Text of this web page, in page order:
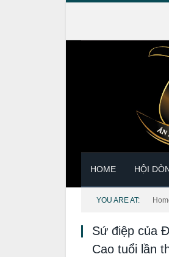
HOME HỘI
YOU ARE AT:
Sứ điệp của
Cao tuổi lần